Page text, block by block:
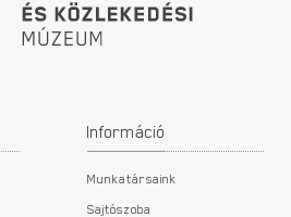
Információ
Munkatársaink
Sajtószoba